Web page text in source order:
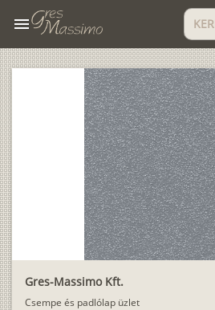
menu
Gres-Massimo Kft.
Csempe és padlólap üzlet